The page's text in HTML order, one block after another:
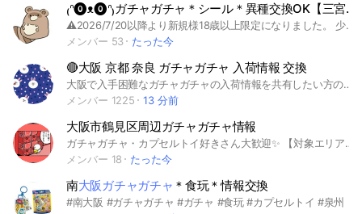
₍ᐢ⓿ᴥ⓿ᐢ₎ガチャガチャ＊シール＊異種交換OK【三宮～大阪/関西】情報共有、手渡し交換メイン˚.⋆
⚠2026/7/20以降より新規様18歳以上限定になりました。 少人数制でガチャガチャやシールをはじめ食玩やポケカ、一番くじについての情報共有＆交換なども雑談がてら楽しく行われている地域限定(主に梅田、三宮メイン、たまに難波)のオプチャです🍀 基本的には直接手渡しでのお取引をすることメインで活用いただければと思います。 (お取引場所のほとんどが梅田、三宮です。あとは大阪各地でも)双方都合がつかなければフリマサイトを通してのご提案も可能です。 かなりコミニュケーション重視であれこれ話しながら楽しんでいる為、通知が増えるのが合わない方はそっと抜けていただいても大丈夫です。 会話が沢山あるぶん積極的に様々なことに協力してくださる方が多いです。 情報を載せてくださる方のためにも、加入から一定期間経っても情報＆交換など交流する動きが無い場合は、ただの情報抜きのためにいらした方と判断して退会いただきます。 少人数がゆえにできる限りアクティブ層が多い状態で活動したいためです。 また、現メンバーも同条件において退会いただく方がたまに出るかと思いますので、新規参加申請いただいた方は承認までのお時間をいただきます。 すみませんがお待ちください。 ちゃんと交流いただける方のみご参加ください。 また、呼びかけやメンションのしやすさの観点から参加時のお名前は記号や長い英字は避け、日本語で発音しやすいものをお願いいたします。 以上内容全て確認いただけましたら参加リクエスト解答欄に「読みました」や「週〇活動してます」等と一言よろしくお願いします✨
メンバー 53
たった今
🔴大阪 京都 奈良 ガチャガチャ 入荷情報 交換
大阪で入手困難なガチャガチャの入荷情報を共有したい方のオプチャです。 情報提供お願い致します♡ #ガチャ #ガチャ活 #大阪 #たまごっち #サンリオ #ズートピア #入荷 #情報 #交換 #ガチャガチャ #関西 #大阪府 #梅田 #難波 #松原市 #天王寺 #堺市 #八尾 #藤井寺 #寝屋川 #枚方 #四條畷 #交野 #心斎橋 #門真 #守口 #大東
メンバー 1225
13 分前
大阪市鶴見区周辺ガチャガチャ情報
ガチャガチャ・カプセルトイ好きさん大歓迎✨ 【対象エリア】 ・鶴見区 ・城東区 ・旭区 ・守口市 ・門真市 ・東大阪市 ・大東市 ※参加状況に応じて対象エリアを 広げる場合があります。 お気軽にご参加ください😊 #ガチャガチャ#カプセルトイ#ガチャ#大阪
メンバー 18
たった今
南大阪ガチャガチャ ＊食玩＊情報交換
#南大阪 #ガチャガチャ #ガチャ #食玩 #カプセルトイ #泉州